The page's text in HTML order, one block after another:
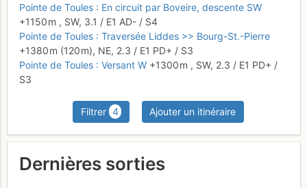
Pointe de Toules : En circuit par Boveire, descente SW
+1150 m , SW, 3.1 / E1 AD- / S4
Pointe de Toules : Traversée Liddes >> Bourg-St.-Pierre
+1380 m (120 m), NE, 2.3 / E1 PD+ / S3
Pointe de Toules : Versant W +1300 m , SW, 2.3 / E1 PD+ /
S3
Filtrer 4 Ajouter un itinéraire
Dernières sorties